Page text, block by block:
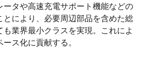
ータや高速充電サポート機能などの
とにより、必要周辺部品を含めた総
業界最小クラスを実現。これによ
ス化に貢献する。